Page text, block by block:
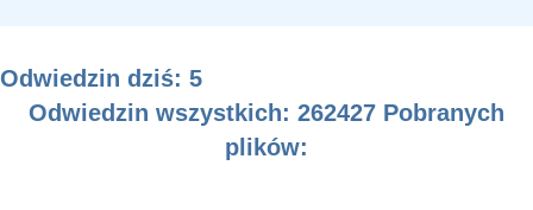
Odwiedzin dziś: 5
Odwiedzin wszystkich: 262427 Pobranych
plików: